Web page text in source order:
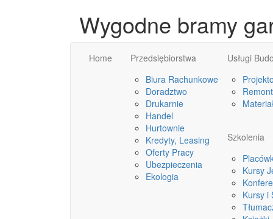
Wygodne bramy
Home
Przedsiębiorstwa
Biura Rachunkowe
Doradztwo
Drukarnie
Handel
Hurtownie
Kredyty, Leasing
Oferty Pracy
Ubezpieczenia
Ekologia
Usługi
Szkolenia
Kursy
Kursy i